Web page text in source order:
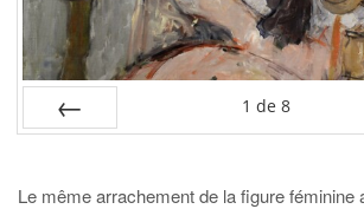
1 de 8
Le même arrachement de la figure féminine